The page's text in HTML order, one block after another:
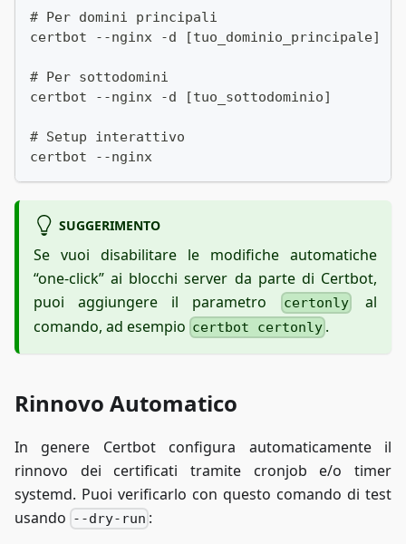
# Per domini principali
certbot --nginx -d [tuo_dominio_principale] -d
# Per sottodomini
certbot --nginx -d [tuo_sottodominio]
# Setup interattivo
certbot --nginx
SUGGERIMENTO
Se vuoi disabilitare le modifiche automatiche
“one-click” ai blocchi server da parte di Certbot,
puoi aggiungere il parametro
certonlyal
comando, ad esempio certbot certonly .
Rinnovo Automatico
In genere Certbot configura automaticamente il
rinnovo dei certificati tramite cronjob e/o timer
systemd. Puoi verificarlo con questo comando di test
usando --dry-run :